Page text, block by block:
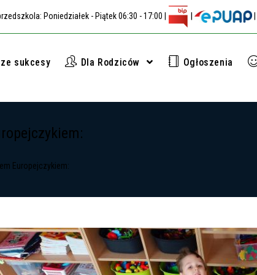
Poniedziałek - Piątek 06:30 - 17:00 | |
sukcesy Dla Rodziców Ogłoszenia
Europejczykiem: